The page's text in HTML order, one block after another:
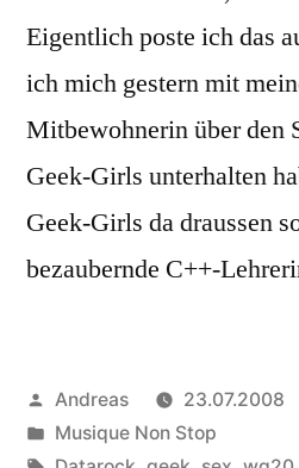
Eigentlich poste ich das
ich mich gestern mit
Mitbewohnerin über den
Geek-Girls unterhalten
Geek-Girls da draussen
bezaubernde C++-
Veröffentlicht
von
Andreas
23.07.2008
Veröffentlicht
Musique Non Stop